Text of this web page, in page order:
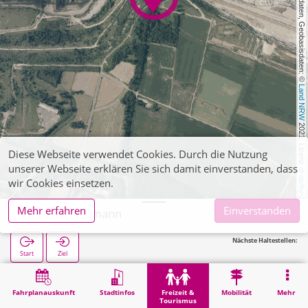
, Kartendaten, Geobasisdaten: ©
Land NRW
2021, Lizenz
dl-de/by-2-0
Fahrplanauskunft Stadtinfos
Freizeit &
Tourismus
Mobilität Mehr
Inden, Indemann
Start Ziel
Nächste Haltestellen:
Freizeit & Tourismus Sehenswürdigkeit Inden, Indemann
Diese Webseite verwendet Cookies. Durch die Nutzung
unserer Webseite erklären Sie sich damit einverstanden, dass
wir Cookies einsetzen.
Mehr erfahren
Einverstanden